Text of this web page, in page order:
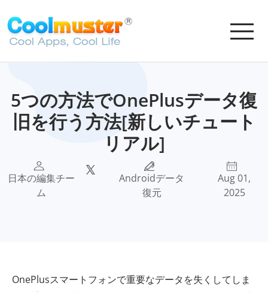
5つの方法でOnePlusデータ復
旧を行う方法[新しいチュート
リアル]
日本の編集チー
ム
Androidデータ
復元
Aug 01,
2025
OnePlusスマートフォンで重要なデータを失くしてしま